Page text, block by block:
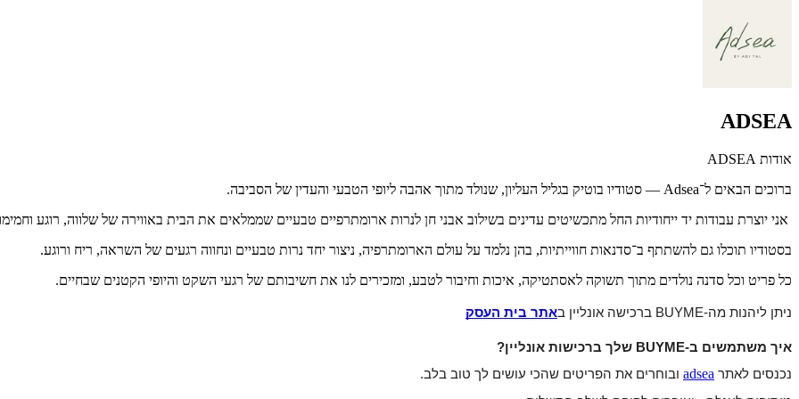
ADSEA
אודות ADSEA
ברוכים הבאים ל־Adsea — סטודיו בוטיק בגליל העליון, שנולד מתוך אהבה ליופי הטבעי והעדין של הסביבה.
אני יוצרת עבודות יד ייחודיות החל מתכשיטים עדינים בשילוב אבני חן לנרות ארומתרפיים טבעיים שממלאים את הבית באווירה של שלווה, רוגע
בסטודיו תוכלו גם להשתתף ב־סדנאות חווייתיות, בהן נלמד על עולם הארומתרפיה, ניצור יחד נרות טבעיים ונחווה רגעים של השראה, ריח ורוגע.
כל פריט וכל סדנה נולדים מתוך תשוקה לאסתטיקה, איכות וחיבור לטבע, ומזכירים לנו את חשיבותם של רגעי השקט והיופי הקטנים שבחיים.
ניתן ליהנות מה-BUYME ברכישה אונליין ב אתר בית העסק
איך משתמשים ב-BUYME שלך ברכישות אונליין?
נכנסים לאתר adsea ובוחרים את הפריטים שהכי עושים לך טוב בלב.